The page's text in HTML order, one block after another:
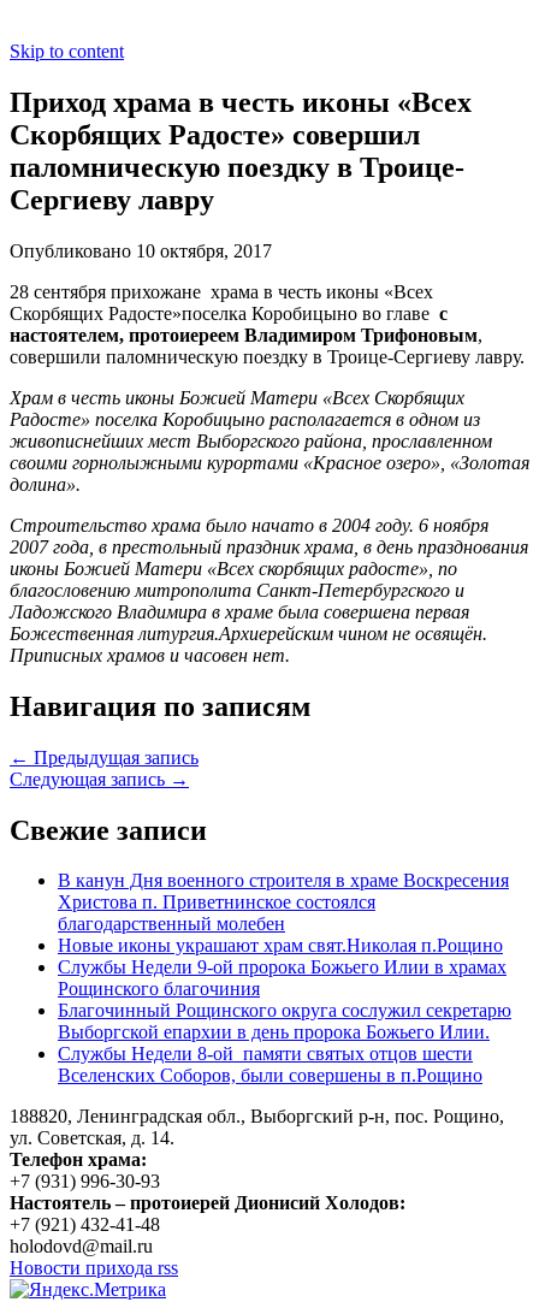
Skip to content
Приход храма в честь иконы «Всех
Скорбящих Радосте» совершил
паломническую поездку в Троице-
Сергиеву лавру
Опубликовано 10 октября, 2017
28 сентября прихожане храма в честь иконы «Всех
Скорбящих Радосте»поселка Коробицыно во главе с
настоятелем, протоиереем Владимиром Трифоновым,
совершили паломническую поездку в Троице-Сергиеву лавру.
Храм в честь иконы Божией Матери «Всех Скорбящих
Радосте» поселка Коробицыно располагается в одном из
живописнейших мест Выборгского района, прославленном
своими горнолыжными курортами «Красное озеро», «Золотая
долина».
Строительство храма было начато в 2004 году. 6 ноября
2007 года, в престольный праздник храма, в день празднования
иконы Божией Матери «Всех скорбящих радосте», по
благословению митрополита Санкт-Петербургского и
Ладожского Владимира в храме была совершена первая
Божественная литургия.Архиерейским чином не освящён.
Приписных храмов и часовен нет.
Навигация по записям
← Предыдущая запись
Следующая запись →
Свежие записи
В канун Дня военного строителя в храме Воскресения
Христова п. Приветнинское состоялся
благодарственный молебен
Новые иконы украшают храм свят.Николая п.Рощино
Службы Недели 9-ой пророка Божьего Илии в храмах
Рощинского благочиния
Благочинный Рощинского округа сослужил секретарю
Выборгской епархии в день пророка Божьего Илии.
Службы Недели 8-ой памяти святых отцов шести
Вселенских Соборов, были совершены в п.Рощино
188820, Ленинградская обл., Выборгский р-н, пос. Рощино,
ул. Советская, д. 14.
Телефон храма:
+7 (931) 996-30-93
Настоятель – протоиерей Дионисий Холодов:
+7 (921) 432-41-48
holodovd@mail.ru
Новости прихода rss